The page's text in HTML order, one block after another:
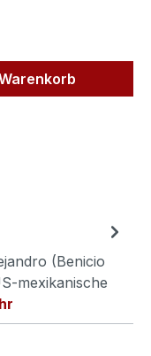
(Benicio
mexikanische